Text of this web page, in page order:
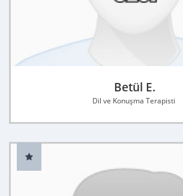
Betül E.
Dil ve Konuşma Terapisti